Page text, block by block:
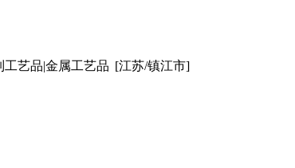
艺品|金属工艺品 [江苏/镇江市]